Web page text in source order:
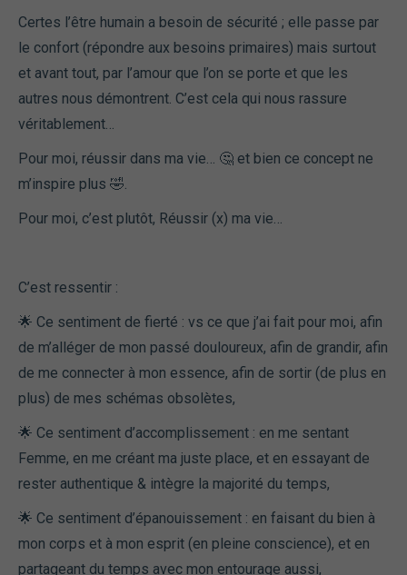
Certes l’être humain a besoin de sécurité ; elle passe par
le confort (répondre aux besoins primaires) mais surtout
et avant tout, par l’amour que l’on se porte et que les
autres nous démontrent. C’est cela qui nous rassure
véritablement…
Pour moi, réussir dans ma vie… 🤔 et bien ce concept ne
m’inspire plus 🤣.
Pour moi, c’est plutôt, Réussir (x) ma vie…
C’est ressentir :
🌟 Ce sentiment de fierté : vs ce que j’ai fait pour moi, afin
de m’alléger de mon passé douloureux, afin de grandir, afin
de me connecter à mon essence, afin de sortir (de plus en
plus) de mes schémas obsolètes,
🌟 Ce sentiment d’accomplissement : en me sentant
Femme, en me créant ma juste place, et en essayant de
rester authentique & intègre la majorité du temps,
🌟 Ce sentiment d’épanouissement : en faisant du bien à
mon corps et à mon esprit (en pleine conscience), et en
partageant du temps avec mon entourage aussi,